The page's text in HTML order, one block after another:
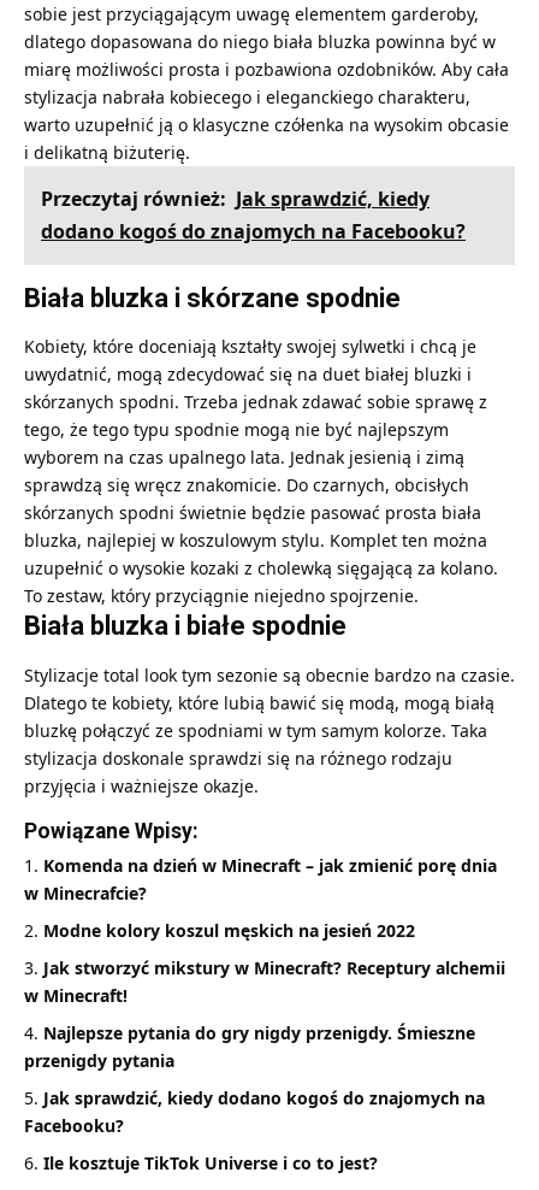
sobie jest przyciągającym uwagę elementem garderoby,
dlatego dopasowana do niego biała bluzka powinna być w
miarę możliwości prosta i pozbawiona ozdobników. Aby cała
stylizacja nabrała kobiecego i eleganckiego charakteru,
warto uzupełnić ją o klasyczne czółenka na wysokim obcasie
i delikatną biżuterię.
Przeczytaj również: Jak sprawdzić, kiedy
dodano kogoś do znajomych na Facebooku?
Biała bluzka i skórzane spodnie
Kobiety, które doceniają kształty swojej sylwetki i chcą je
uwydatnić, mogą zdecydować się na duet białej bluzki i
skórzanych spodni. Trzeba jednak zdawać sobie sprawę z
tego, że tego typu spodnie mogą nie być najlepszym
wyborem na czas upalnego lata. Jednak jesienią i zimą
sprawdzą się wręcz znakomicie. Do czarnych, obcisłych
skórzanych spodni świetnie będzie pasować prosta biała
bluzka, najlepiej w koszulowym stylu. Komplet ten można
uzupełnić o wysokie kozaki z cholewką sięgającą za kolano.
To zestaw, który przyciągnie niejedno spojrzenie.
Biała bluzka i białe spodnie
Stylizacje total look tym sezonie są obecnie bardzo na czasie.
Dlatego te kobiety, które lubią bawić się modą, mogą białą
bluzkę połączyć ze spodniami w tym samym kolorze. Taka
stylizacja doskonale sprawdzi się na różnego rodzaju
przyjęcia i ważniejsze okazje.
Powiązane Wpisy:
Komenda na dzień w Minecraft – jak zmienić porę dnia
w Minecrafcie?
Modne kolory koszul męskich na jesień 2022
Jak stworzyć mikstury w Minecraft? Receptury alchemii
w Minecraft!
Najlepsze pytania do gry nigdy przenigdy. Śmieszne
przenigdy pytania
Jak sprawdzić, kiedy dodano kogoś do znajomych na
Facebooku?
Ile kosztuje TikTok Universe i co to jest?